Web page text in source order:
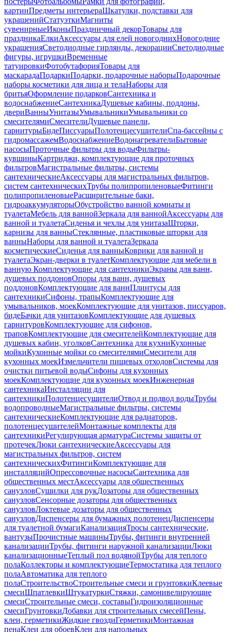
картинПредметы интерьераШкатулки, подставки для
украшенийСтатуэткиМагниты
сувенирныеИконыПраздничный декорТовары для
праздникаЕлкиАксессуары для елей новогоднихНовогодние
украшенияСветодиодные гирлянды, декорацииСветодиодные
фигуры, игрушкиВременные
татуировкиФотобутафорияТовары для
маскарадаПодаркиПодарки, подарочные наборыПодарочные
наборы косметики для лица и телаНаборы для
бритьяОформление подарковСантехника и
водоснабжениеСантехникаДушевые кабины, поддоны,
двериВанныУнитазыУмывальникиУмывальники со
смесителямиСмесителиДушевые панели,
гарнитурыБидеПиссуарыПолотенцесушителиСпа-бассейны с
гидромассажемВодоснабжениеВодонагревателиБытовые
насосыПроточные фильтры для водыФильтры-
кувшиныКартриджи, комплектующие для проточных
фильтровМагистральные фильтры, системы
сантехническиеАксессуары для магистральных фильтров,
систем сантехническихТрубы полипропиленовыеФитинги
полипропиленовыеРасширительные баки,
гидроаккумуляторыОбустройство ванной комнаты и
туалетаМебель для ваннойЗеркала для ваннойАксессуары для
ванной и туалетаСиденья и чехлы для унитазаШторки,
карнизы для ванныСтеклянные, пластиковые шторки для
ванныНаборы для ванной и туалетаЗеркала
косметическиеСиденья для ванныКоврики для ванной и
туалетаЭкран-дверки в туалетКомплектующие для мебели в
ванную Комплектующие для сантехникиЭкраны для ванн,
душевых поддоновОпоры для ванн, душевых
поддоновКомплектующие для ваннПлинтусы для
сантехникиСифоны, трапыКомплектующие для
умывальников, моекКомплектующие для унитазов, писсуаров,
бидеБачки для унитазовКомплектующие для душевых
гарнитуровКомплектующие для сифонов,
траповКомплектующие для смесителейКомплектующие для
душевых кабин, уголковСантехника для кухниКухонные
мойкиКухонные мойки со смесителямиСмесители для
кухонных моекИзмельчители пищевых отходовСистемы для
очистки питьевой водыСифоны для кухонных
моекКомплектующие для кухонных моекИнженерная
сантехникаИнсталляции для
сантехникиПолотенцесушителиОтвод и подвод водыТрубы
водопроводныеМагистральные фильтры, системы
сантехническиеКомплектующие для радиаторов,
полотенцесушителейМонтажные комплекты для
сантехникиРегулирующая арматураСистемы защиты от
протечекЛюки сантехническиеАксессуары для
магистральных фильтров, систем
сантехническихФитингиКомплектующие для
инсталляцийОпрессовочные насосыСантехника для
общественных местАксессуары для общественных
санузловСушилки для рукДозаторы для общественных
санузловСенсорные дозаторы для общественных
санузловЛоктевые дозаторы для общественных
санузловДиспенсеры для бумажных полотенецДиспенсеры
для туалетной бумагиКанализацияТросы сантехнические,
вантузыПрочистные машиныТрубы, фитинги внутренней
канализацииТрубы, фитинги наружной канализацииЛюки
канализационныеТеплый пол водянойТрубы для теплого
полаКоллекторы и комплектующиеТермостатика для теплого
полаАвтоматика для теплого
полаСтроительствоСтроительные смеси и грунтовкиКлеевые
смесиШпатлевкиШтукатуркиСтяжки, самонивелирующие
смесиСтроительные смеси, составыГидроизоляционные
смесиГрунтовкиДобавки для строительных смесейПены,
клеи, герметикиЖидкие гвоздиГерметикиМонтажная
пенаКлеи для обоевКлеи для напольных